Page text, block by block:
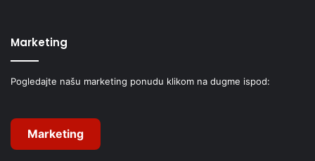
Marketing
Pogledajte našu marketing ponudu klikom na dugme ispod:
Marketing